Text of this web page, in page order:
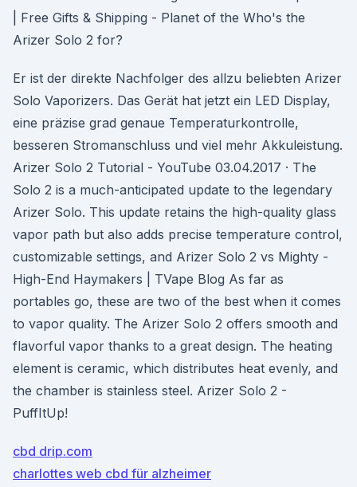
| Free Gifts & Shipping - Planet of the Who's the
Arizer Solo 2 for?
Er ist der direkte Nachfolger des allzu beliebten Arizer
Solo Vaporizers. Das Gerät hat jetzt ein LED Display,
eine präzise grad genaue Temperaturkontrolle,
besseren Stromanschluss und viel mehr Akkuleistung.
Arizer Solo 2 Tutorial - YouTube 03.04.2017 · The
Solo 2 is a much-anticipated update to the legendary
Arizer Solo. This update retains the high-quality glass
vapor path but also adds precise temperature control,
customizable settings, and Arizer Solo 2 vs Mighty -
High-End Haymakers | TVape Blog As far as
portables go, these are two of the best when it comes
to vapor quality. The Arizer Solo 2 offers smooth and
flavorful vapor thanks to a great design. The heating
element is ceramic, which distributes heat evenly, and
the chamber is stainless steel. Arizer Solo 2 -
PuffItUp!
cbd drip.com
charlottes web cbd für alzheimer